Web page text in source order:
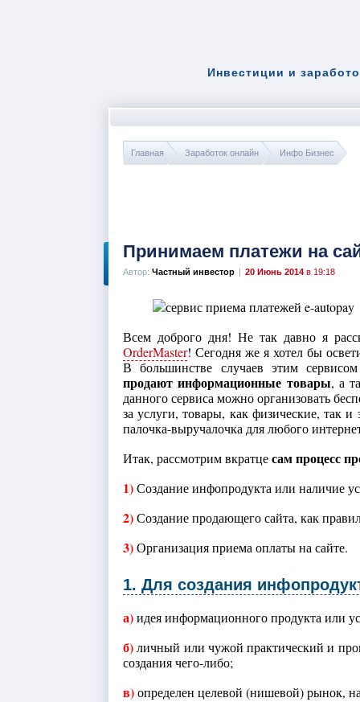
Инвестиции и
Главная Заработок онлайн Инфо Бизнес
Принимаем платежи на
Автор: Частный инвестор | 20 Июнь 2014 в 19:18
Всем доброго дня! Не так давно я
OrderMaster! Сегодня же я хотел бы
В большинстве случаев этим
продают информационные товары, а
данного сервиса можно организовать
за услуги, товары, как физические, так
палочка-выручалочка для любого
Итак, рассмотрим вкратцесам процесс
1)Создание инфопродукта или наличие
2)Создание продающего сайта, как
3)Организация приема оплаты на сайте.
1. Для создания
а)идея информационного продукта или
б)личный или чужой практический и
создания чего-либо;
в)определен целевой (нишевой) рынок,